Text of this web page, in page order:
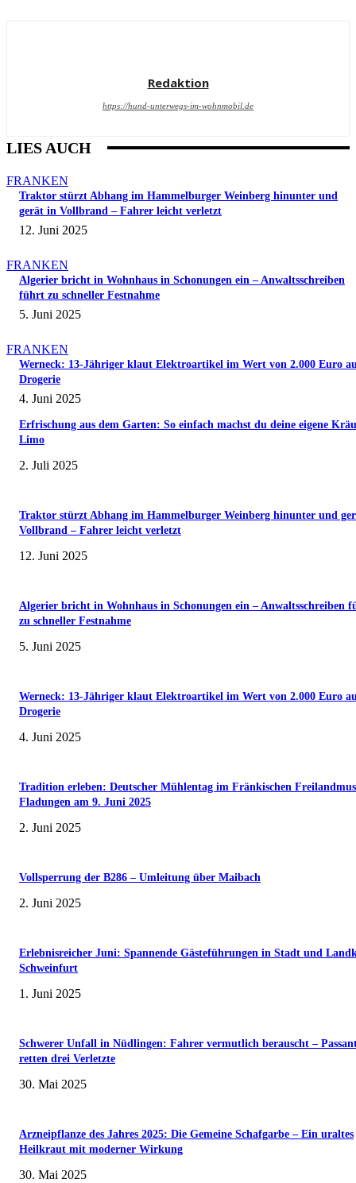
Redaktion
https://hund-unterwegs-im-wohnmobil.de
LIES AUCH
FRANKEN
Traktor stürzt Abhang im Hammelburger Weinberg hinunter und
gerät in Vollbrand – Fahrer leicht verletzt
12. Juni 2025
FRANKEN
Algerier bricht in Wohnhaus in Schonungen ein – Anwaltsschreiben
führt zu schneller Festnahme
5. Juni 2025
FRANKEN
Werneck: 13-Jähriger klaut Elektroartikel im Wert von 2.000 Euro
Drogerie
4. Juni 2025
Erfrischung aus dem Garten: So einfach machst du deine eigene
Limo
2. Juli 2025
Traktor stürzt Abhang im Hammelburger Weinberg hinunter und
Vollbrand – Fahrer leicht verletzt
12. Juni 2025
Algerier bricht in Wohnhaus in Schonungen ein – Anwaltsschreiben
zu schneller Festnahme
5. Juni 2025
Werneck: 13-Jähriger klaut Elektroartikel im Wert von 2.000 Euro
Drogerie
4. Juni 2025
Tradition erleben: Deutscher Mühlentag im Fränkischen
Fladungen am 9. Juni 2025
2. Juni 2025
Vollsperrung der B286 – Umleitung über Maibach
2. Juni 2025
Erlebnisreicher Juni: Spannende Gästeführungen in Stadt und
Schweinfurt
1. Juni 2025
Schwerer Unfall in Nüdlingen: Fahrer vermutlich berauscht –
retten drei Verletzte
30. Mai 2025
Arzneipflanze des Jahres 2025: Die Gemeine Schafgarbe – Ein uraltes
Heilkraut mit moderner Wirkung
30. Mai 2025